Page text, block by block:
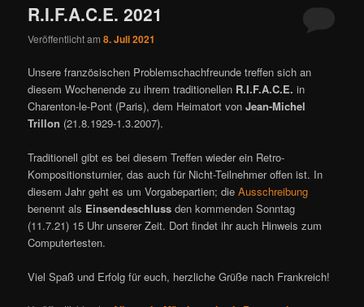
R.I.F.A.C.E. 2021
Veröffentlicht am8. Juli 2021
Unsere französischen Problemschachfreunde treffen sich an
diesem Wochenende zu ihrem traditionellen R.I.F.A.C.E. in
Charenton-le-Pont (Paris), dem Heimatort vonJean-Michel
Trillon (21.8.1929-1.3.2007).
Traditionell gibt es bei diesem Treffen wieder ein Retro-
Kompositionsturnier, das auch für Nicht-Teilnehmer offen ist. In
diesem Jahr geht es um Vorgabepartien; dieAusschreibung
benennt als Einsendeschluss den kommenden Sonntag
(11.7.21) 15 Uhr unserer Zeit. Dort findet ihr auch Hinweis zum
Computertesten.
Viel Spaß und Erfolg für euch, herzliche Grüße nach Frankreich!